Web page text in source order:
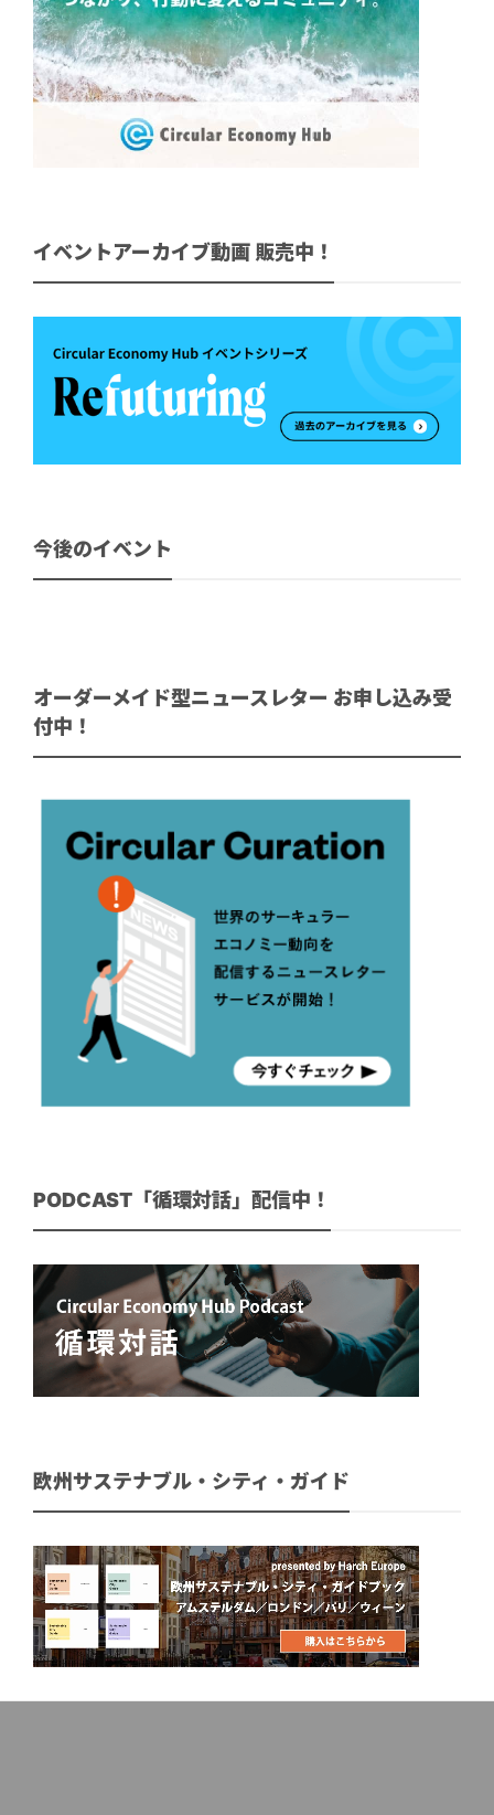
イベントアーカイブ動画 販売中！
今後のイベント
オーダーメイド型ニュースレター お申し込み受
付中！
PODCAST「循環対話」配信中！
欧州サステナブル・シティ・ガイド